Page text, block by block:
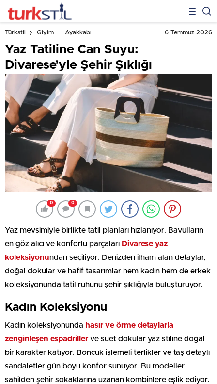
Türkstil Giyim Ayakkabı 6 Temmuz 2026
Yaz Tatiline Can Suyu:
Divarese’yle Şehir Şıklığı
0 0
Yaz mevsimiyle birlikte tatil planları hızlanıyor. Bavulların
en göz alıcı ve konforlu parçaları Divarese yaz
koleksiyonundan seçiliyor. Denizden ilham alan detaylar,
doğal dokular ve hafif tasarımlar hem kadın hem de erkek
koleksiyonunda tatil ruhunu şehir şıklığıyla buluşturuyor.
Kadın Koleksiyonu
Kadın koleksiyonunda hasır ve örme detaylarla
zenginleşen espadriller ve süet dokular yaz stiline doğal
bir karakter katıyor. Boncuk işlemeli terlikler ve taş detaylı
sandaletler gün boyu konfor sunuyor. Bu modeller
sahilden şehir sokaklarına uzanan kombinlere eşlik ediyor.